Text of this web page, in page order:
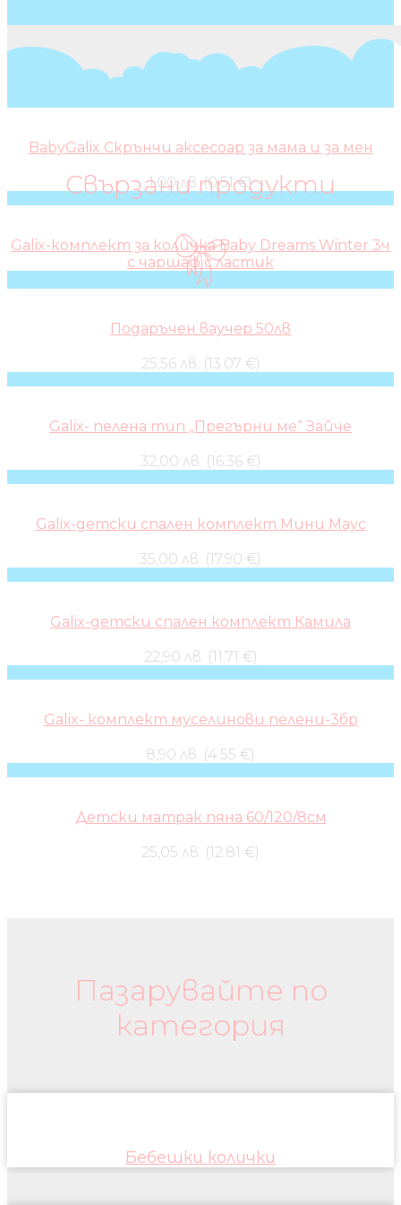
Свързани продукти
BabyGalix Скрънчи аксесоар за мама и за мен
1,00 лв. (0.51 €)
Galix-комплект за количка Baby Dreams Winter 3ч
с чаршаф с ластик
Подаръчен ваучер 50лв
25,56 лв. (13.07 €)
Galix- пелена тип „Прегърни ме“ Зайче
32,00 лв. (16.36 €)
Galix-детски спален комплект Мини Маус
35,00 лв. (17.90 €)
Galix-детски спален комплект Камила
22,90 лв. (11.71 €)
Galix- комплект муселинови пелени-3бр
8,90 лв. (4.55 €)
Детски матрак пяна 60/120/8см
25,05 лв. (12.81 €)
Пазарувайте по
категория
Бебешки колички